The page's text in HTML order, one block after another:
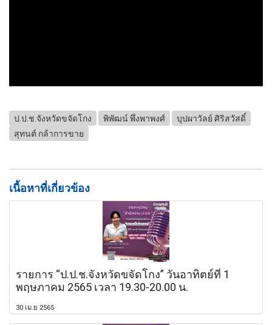
ป.ป.ช.จังหวัดขจัดโกง พิพัฒน์ พึ่งพาพงศ์
บุปผาวัลย์ ศิริสวัสดิ์
สุทนต์ กล้าการขาย
เนื้อหาที่เกี่ยวข้อง
รายการ “ป.ป.ช.จังหวัดขจัดโกง” วันอาทิตย์ที่ 1
พฤษภาคม 2565 เวลา 19.30-20.00 น.
30 เม.ย 2565